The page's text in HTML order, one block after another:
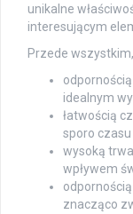
unikalne
interesującym
Przede
idealnym
łatwością
sporo czasu
wysoką
wpływem
znacząco